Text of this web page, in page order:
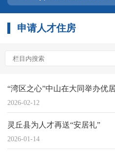
申请人才住房
“湾区之心”中山在大同举办优
2026-02-12
灵丘县为人才再送“安居礼”
2026-01-14